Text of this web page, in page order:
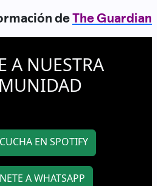
deThe Guardian
A NUESTRA
EN SPOTIFY
A WHATSAPP